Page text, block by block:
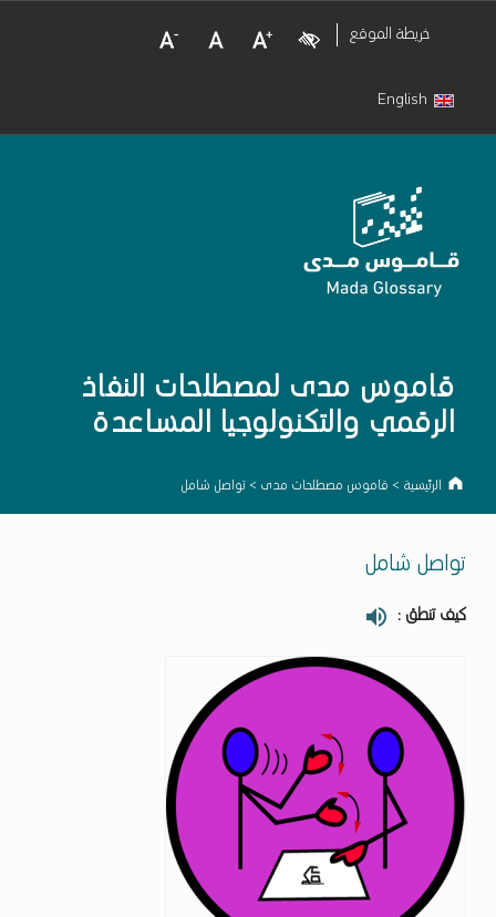
خريطة الموقع Visual Impairment
Increase Font Size
Normal Font Size
Decrease Font Size
English
قاموس مدى لمصطلحات النفاذ
الرقمي والتكنولوجيا المساعدة
الرئيسية > قاموس مصطلحات مدى >تواصل شامل
تواصل شامل
كيف تنطق :